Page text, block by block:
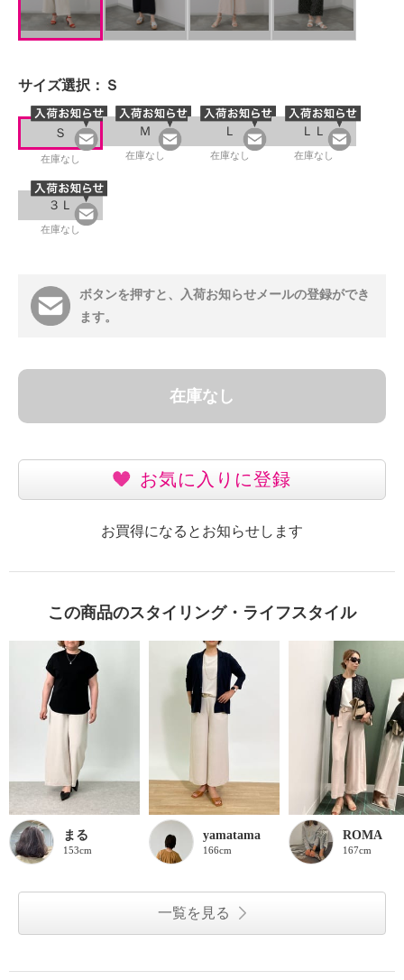
サイズ選択： Ｓ
Ｓ
在庫なし
Ｍ
在庫なし
Ｌ
在庫なし
ＬＬ
在庫なし
３Ｌ
在庫なし
ボタンを押すと、入荷お知らせメールの登録ができ
ます。
在庫なし
お気に入りに登録
お買得になるとお知らせします
この商品のスタイリング・ライフスタイル
まる
153cm
yamatama
166cm
ROMA
167cm
一覧を見る